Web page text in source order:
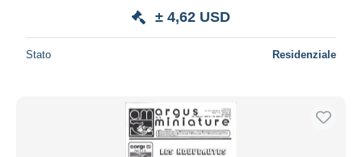
± 4,62 USD
Stato Residenziale